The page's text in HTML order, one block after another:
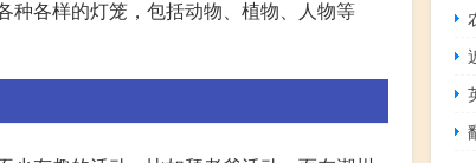
种各样的灯笼，包括动物、植物、人物等